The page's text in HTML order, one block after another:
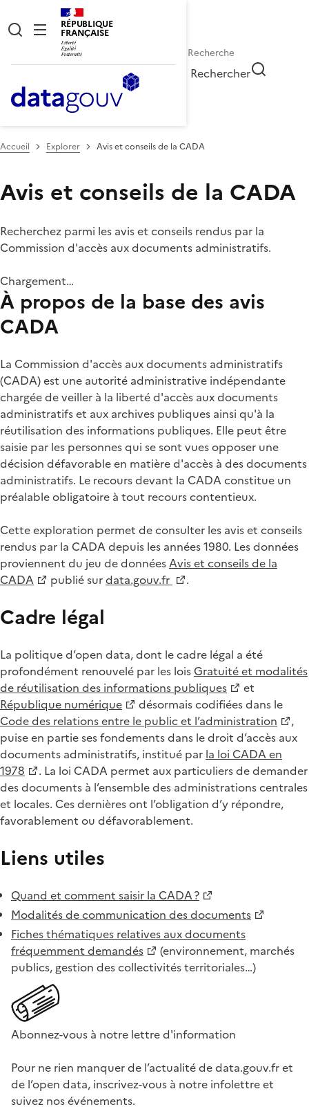
RÉPUBLIQUE
FRANÇAISE
Rechercher
Accueil Explorer Avis et conseils de la CADA
Avis et conseils de la CADA
Recherchez parmi les avis et conseils rendus par la
Commission d'accès aux documents administratifs.
Chargement…
À propos de la base des avis
CADA
La Commission d'accès aux documents administratifs
(CADA) est une autorité administrative indépendante
chargée de veiller à la liberté d'accès aux documents
administratifs et aux archives publiques ainsi qu'à la
réutilisation des informations publiques. Elle peut être
saisie par les personnes qui se sont vues opposer une
décision défavorable en matière d'accès à des documents
administratifs. Le recours devant la CADA constitue un
préalable obligatoire à tout recours contentieux.
Cette exploration permet de consulter les avis et conseils
rendus par la CADA depuis les années 1980. Les données
proviennent du jeu de donnéesAvis et conseils de la
CADA
publié surdata.gouv.fr .
Cadre légal
La politique d’open data, dont le cadre légal a été
profondément renouvelé par les loisGratuité et modalités
de réutilisation des informations publiques
et
République numérique
désormais codifiées dans le
Code des relations entre le public et l’administration
,
puise en partie ses fondements dans le droit d’accès aux
documents administratifs, institué par la loi CADA en
1978
. La loi CADA permet aux particuliers de demander
des documents à l’ensemble des administrations centrales
et locales. Ces dernières ont l’obligation d’y répondre,
favorablement ou défavorablement.
Liens utiles
Quand et comment saisir la CADA ?
Modalités de communication des documents
Fiches thématiques relatives aux documents
fréquemment demandés
(environnement, marchés
publics, gestion des collectivités territoriales…)
Abonnez-vous à notre lettre d'information
Pour ne rien manquer de l’actualité de data.gouv.fr et
de l’open data, inscrivez-vous à notre infolettre et
suivez nos événements.